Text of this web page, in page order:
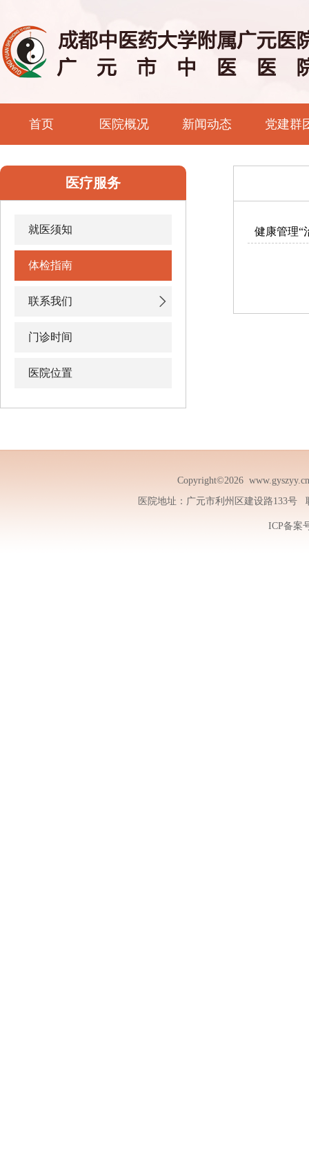
首页 医院概况 新闻动态 党建群
医疗服务
就医须知
体检指南
联系我们
门诊时间
医院位置
健康管理“
Copyright©2026
医院地址：广元市利州区建设路133号
ICP备案